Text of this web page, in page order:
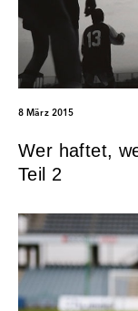
8 März 2015
Wer haftet,
Teil 2